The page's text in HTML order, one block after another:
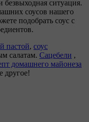
безвыходная ситуация.
соусов нашего
подобрать соус с
пастой, соус
салатам. Сацебели ,
домашнего майонеза
другое!